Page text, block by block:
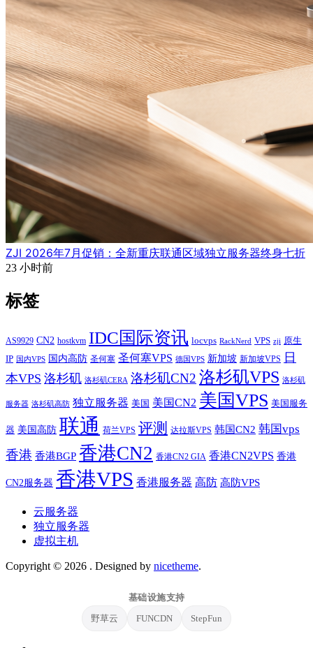
ZJI 2026年7月促销：全新重庆联通区域独立服务器终身七折
23 小时前
标签
AS9929 CN2 hostkvm IDC国际资讯 locvps RackNerd VPS zji 原生
IP 国内VPS 国内高防 圣何塞 圣何塞VPS 德国VPS 新加坡 新加坡VPS 日
本VPS 洛杉矶 洛杉矶CERA 洛杉矶CN2 洛杉矶VPS 洛杉矶
服务器 洛杉矶高防 独立服务器 美国 美国CN2 美国VPS 美国服务
器 美国高防 联通 荷兰VPS 评测 达拉斯VPS 韩国CN2 韩国vps
香港 香港BGP 香港CN2 香港CN2 GIA 香港CN2VPS 香港
CN2服务器 香港VPS 香港服务器 高防 高防VPS
云服务器
独立服务器
虚拟主机
Copyright © 2026 . Designed by nicetheme.
基础设施支持
野草云
FUNCDN StepFun